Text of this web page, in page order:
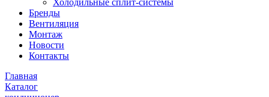
Холодильные сплит-системы
Бренды
Вентиляция
Монтаж
Новости
Контакты
Главная
Каталог